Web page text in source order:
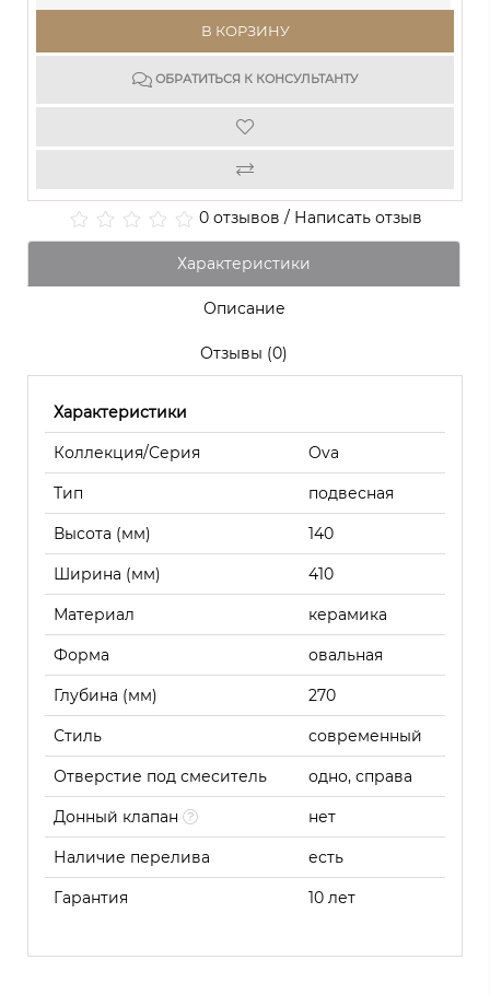
В КОРЗИНУ
ОБРАТИТЬСЯ К КОНСУЛЬТАНТУ
0 отзывов / Написать отзыв
Характеристики
Описание
Отзывы (0)
Характеристики
Коллекция/Серия Ova
Тип подвесная
Высота (мм) 140
Ширина (мм) 410
Материал керамика
Форма овальная
Глубина (мм) 270
Стиль современный
Отверстие под смеситель одно, справа
Донный клапан нет
Наличие перелива есть
Гарантия 10 лет